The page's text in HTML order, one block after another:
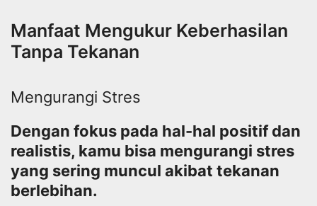
Manfaat Mengukur Keberhasilan
Tanpa Tekanan
Mengurangi Stres
Dengan fokus pada hal-hal positif dan
realistis, kamu bisa mengurangi stres
yang sering muncul akibat tekanan
berlebihan.